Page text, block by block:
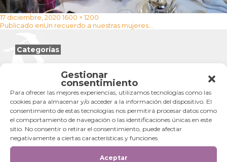
Gestionar
consentimiento
Para ofrecer las mejores experiencias, utilizamos tecnologías como las
cookies para almacenar y/o acceder a la información del dispositivo. El
consentimiento de estas tecnologías nos permitirá procesar datos como
el comportamiento de navegación o las identificaciones únicas en este
sitio. No consentir o retirar el consentimiento, puede afectar
negativamente a ciertas características y funciones.
Aceptar
Publicado
el
17 diciembre, 2020 Tamaño
completo
1600 × 1200
Navegación
Publicado enUn recuerdo a nuestras mujeres…
Categorías